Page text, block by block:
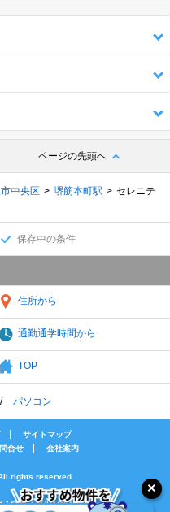
ページの先頭へ
中央区 堺筋本町駅
セレニテ
保存中の条件
住所から
通勤通学時間から
TOP
パソコン
サイトマップ
合せ 会社案内
rights reserved.
てエイブルAGENT